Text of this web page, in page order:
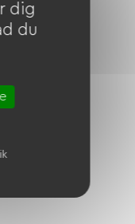
Sæt linge
dig
du